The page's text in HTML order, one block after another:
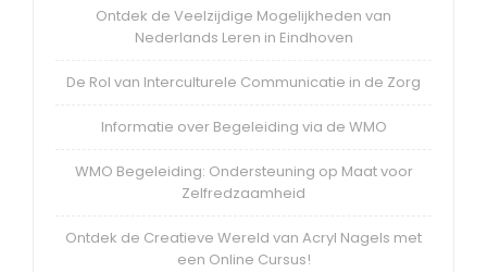
Ontdek de Veelzijdige Mogelijkheden van
Nederlands Leren in Eindhoven
De Rol van Interculturele Communicatie in de Zorg
Informatie over Begeleiding via de WMO
WMO Begeleiding: Ondersteuning op Maat voor
Zelfredzaamheid
Ontdek de Creatieve Wereld van Acryl Nagels met
een Online Cursus!